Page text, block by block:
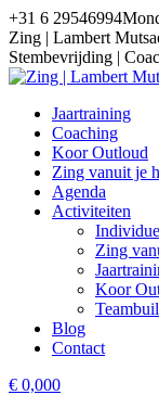
Spring
naar
content
+31 6 29546994
WhatsApp
page
opens
new
window
Linkedin
page
opens
new
window
Facebook
page
opens
new
window
YouTube
page
opens
new
window
Zing | Lambert
Stembevrijding |
Jaartraining
Coaching
Koor Outloud
Zing vanuit je
Agenda
Activiteiten
Zing
Koor
Blog
Contact
€ 0,000